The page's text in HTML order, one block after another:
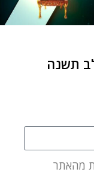
תשנה
מהאתר